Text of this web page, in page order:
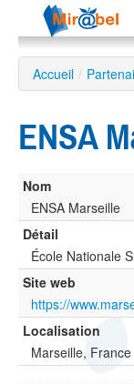
Le réseau
Soutien
Listes
Recherche
avancée
EN
ES
?
Accueil /
ENSA
Nom
ENSA Marseille
Détail
École Nationale
Site web
https://
Localisation
Marseille, France